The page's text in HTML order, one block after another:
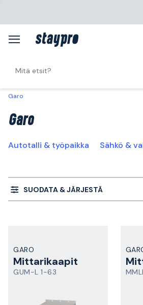
Garo
Garo
Autotalli & työpaikka Sähkö &
SUODATA & JÄRJESTÄ
GARO
Mittarikaapit
GUM-L 1-63